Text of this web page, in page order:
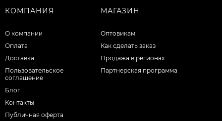
КОМПАНИЯ
О компании
Оплата
Доставка
Пользовательское
соглашение
Блог
Контакты
Публичная оферта
МАГАЗИН
Оптовикам
Как сделать заказ
Продажа в регионах
Партнерская программа